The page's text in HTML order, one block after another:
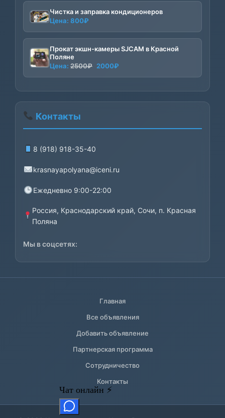
Чистка и заправка кондиционеров
Цена: 800₽
Прокат экшн-камеры SJCAM в Красной
Поляне
Цена: 2500₽ Первоначальная
2000₽
Контакты
8 (918) 918-35-40
krasnayapolyana@iceni.ru
Ежедневно 9:00-22:00
Россия, Краснодарский край, Сочи, п. Красная
Поляна
Мы в соцсетях:
Главная
Все объявления
Добавить объявление
Партнерская программа
Сотрудничество
Контакты